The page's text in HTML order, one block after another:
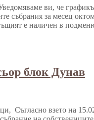
ви, че
събрания за месец
е наличен в
блок Дунав
Съгласно взето на